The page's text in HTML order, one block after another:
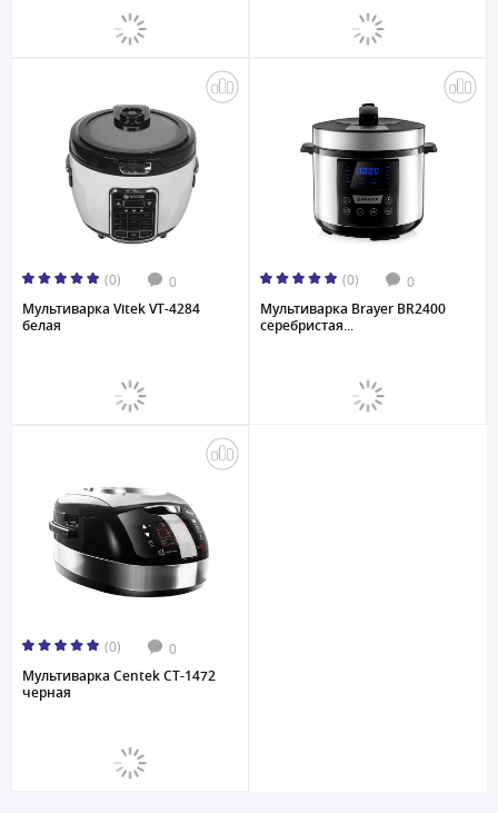
(0) 0
Мультиварка Vitek VT-4284
белая
(0) 0
Мультиваркa Brayer BR2400
серебристая...
(0) 0
Мультиварка Centek CT-1472
черная